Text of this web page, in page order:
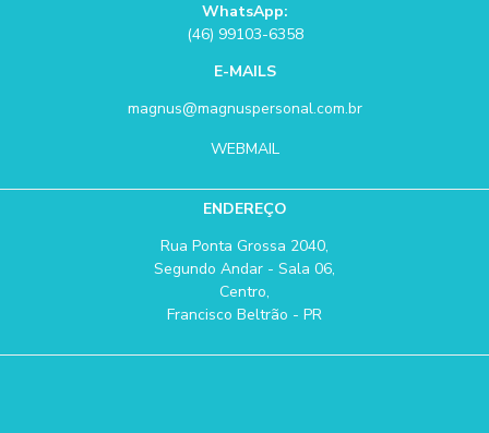
WhatsApp:
(46) 99103-6358
E-MAILS
magnus@magnuspersonal.com.br
WEBMAIL
ENDEREÇO
Rua Ponta Grossa 2040,
Segundo Andar - Sala 06,
Centro,
Francisco Beltrão - PR